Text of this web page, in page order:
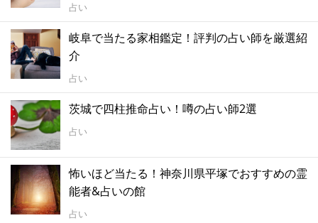
占い
岐阜で当たる家相鑑定！評判の占い師を厳選紹
介
占い
茨城で四柱推命占い！噂の占い師2選
占い
怖いほど当たる！神奈川県平塚でおすすめの霊
能者&占いの館
占い